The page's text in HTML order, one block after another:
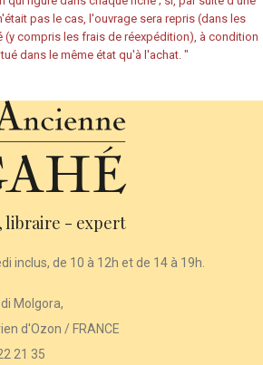
pas le cas, l'ouvrage sera repris (dans les
(y compris les frais de réexpédition), à condition
dans le même état qu'à l'achat. "
libraire - expert
inclus, de 10 à 12h et de 14 à 19h.
Molgora,
d'Ozon / FRANCE
21 35